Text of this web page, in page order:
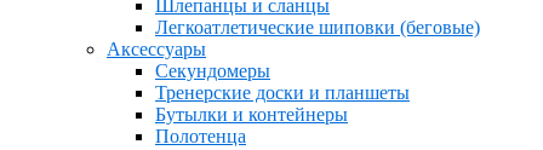
Шлепанцы и сланцы
Легкоатлетические шиповки (беговые)
Аксессуары
Секундомеры
Тренерские доски и планшеты
Бутылки и контейнеры
Полотенца